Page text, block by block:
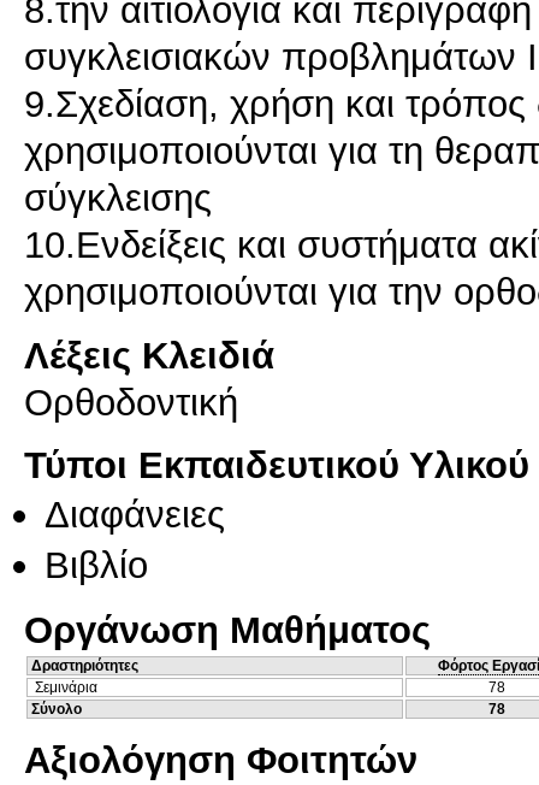
8.την αιτιολογία και
συγκλεισιακών προβλημάτων
9.Σχεδίαση, χρήση και
χρησιμοποιούνται για τη
σύγκλεισης
10.Ενδείξεις και συστήματα
Λέξεις Κλειδιά
Ορθοδοντική
Τύποι Εκπαιδευτικού Υλικού
Διαφάνειες
Βιβλίο
Οργάνωση Μαθήματος
Δραστηριότητες
Φόρτος
Σεμινάρια
78
Σύνολο
78
Αξιολόγηση Φοιτητών